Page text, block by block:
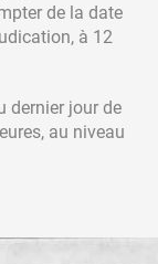
de la date
à 12
dernier jour de
au niveau